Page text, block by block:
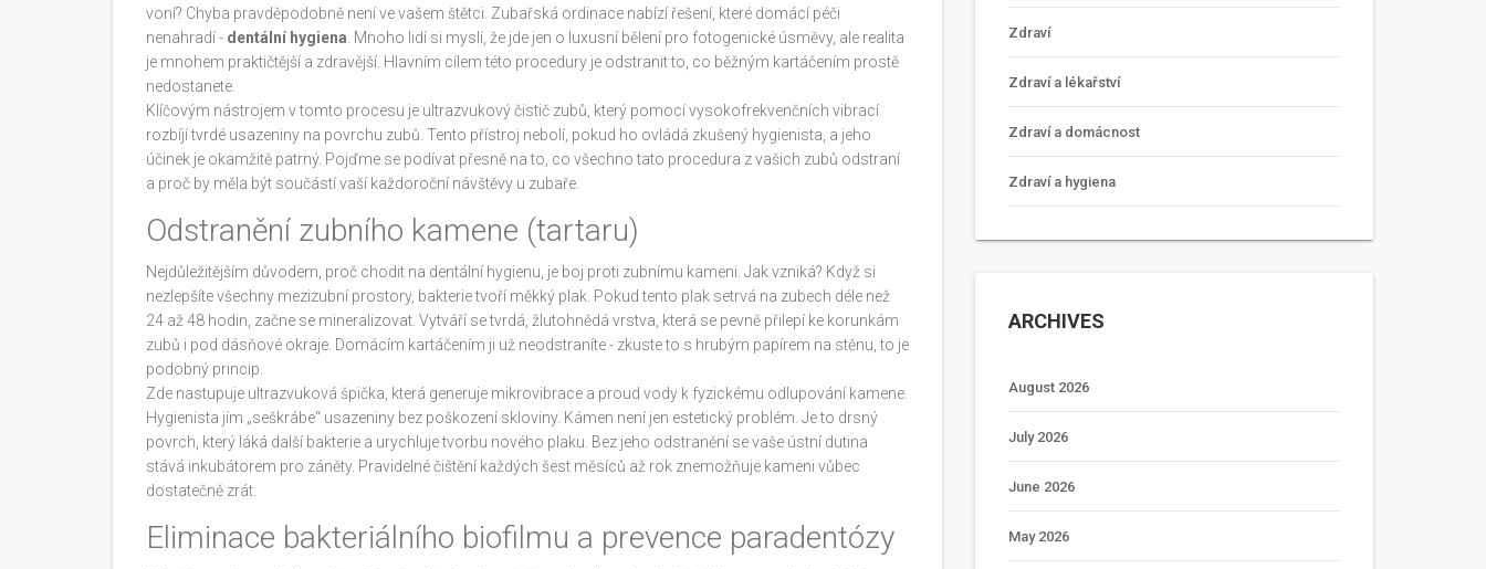
voní? Chyba pravděpodobně není ve vašem štětci. Zubařská ordinace nabízí řešení, které domácí péči
nenahradí - dentální hygiena . Mnoho lidí si myslí, že jde jen o luxusní bělení pro fotogenické úsměvy, ale realita
je mnohem praktičtější a zdravější. Hlavním cílem této procedury je odstranit to, co běžným kartáčením prostě
nedostanete.
Klíčovým nástrojem v tomto procesu je ultrazvukový čistič zubů , který pomocí vysokofrekvenčních vibrací
rozbíjí tvrdé usazeniny na povrchu zubů . Tento přístroj nebolí, pokud ho ovládá zkušený hygienista, a jeho
účinek je okamžitě patrný. Pojďme se podívat přesně na to, co všechno tato procedura z vašich zubů odstraní
a proč by měla být součástí vaší každoroční návštěvy u zubaře.
Odstranění zubního kamene (tartaru)
Nejdůležitějším důvodem, proč chodit na dentální hygienu, je boj proti zubnímu kameni. Jak vzniká? Když si
nezlepšíte všechny mezizubní prostory, bakterie tvoří měkký plak. Pokud tento plak setrvá na zubech déle než
24 až 48 hodin, začne se mineralizovat. Vytváří se tvrdá, žlutohnědá vrstva, která se pevně přilepí ke korunkám
zubů i pod dásňové okraje. Domácím kartáčením ji už neodstraníte - zkuste to s hrubým papírem na stěnu, to je
podobný princip.
Zde nastupuje ultrazvuková špička , která generuje mikrovibrace a proud vody k fyzickému odlupování kamene
Hygienista jím „seškrábe“ usazeniny bez poškození skloviny. Kámen není jen estetický problém. Je to drsný
povrch, který láká další bakterie a urychluje tvorbu nového plaku. Bez jeho odstranění se vaše ústní dutina
stává inkubátorem pro záněty. Pravidelné čištění každých šest měsíců až rok znemožňuje kameni vůbec
dostatečně zrát.
Eliminace bakteriálního biofilmu a prevence paradentózy
Zdraví
Zdraví a lékařství
Zdraví a domácnost
Zdraví a hygiena
ARCHIVES
August 2026
July 2026
June 2026
May 2026